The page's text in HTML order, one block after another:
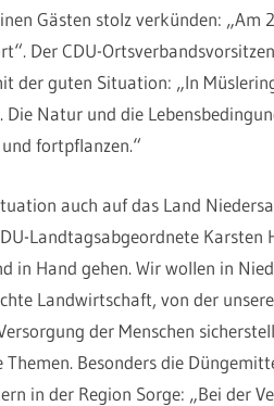
Gästen stolz verkünden:
Der CDU-
der guten Situation: „In
Die Natur und die
fortpflanzen.“
auch auf das Land
Landtagsabgeordnete
in Hand gehen. Wir wollen in
Landwirtschaft, von der
der Menschen
Themen. Besonders die
in der Region Sorge: „Bei der